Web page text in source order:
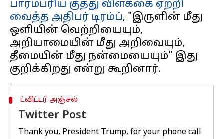
பாரம்பரிய குத்து விளக்கை ஏற்றி
வைத்த அதிபர் டிரம்ப், "இருளின் மீது
ஒளியின் வெற்றியையும்,
அறியாமையின் மீது அறிவையும்,
தீமையின் மீது நன்மையையும்" இது
ட்விட்டர் அஞ்சல்
Twitter Post
Thank you, President Trump, for your phone call